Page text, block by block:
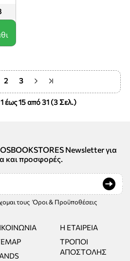
2 3
έως 15 από 31 (3 Σελ.)
Newsletter για
και προσφορές.
τους Όροι & Προϋποθέσεις
Η ΕΤΑΙΡΕΊΑ
ΤΡΌΠΟΙ
ΑΠΟΣΤΟΛΉΣ